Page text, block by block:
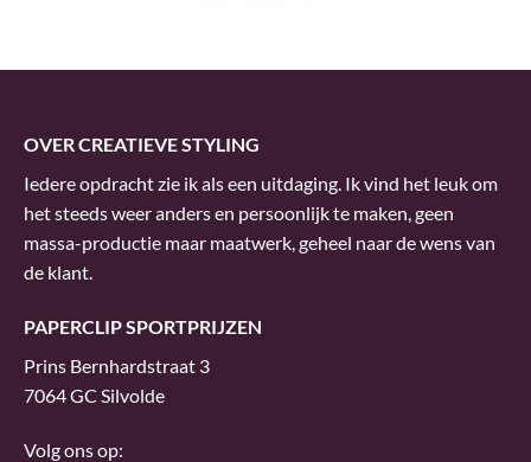
OVER CREATIEVE STYLING
Iedere opdracht zie ik als een uitdaging. Ik vind het leuk om
het steeds weer anders en persoonlijk te maken, geen
massa-productie maar maatwerk, geheel naar de wens van
de klant.
PAPERCLIP SPORTPRIJZEN
Prins Bernhardstraat 3
7064 GC Silvolde
Volg ons op: